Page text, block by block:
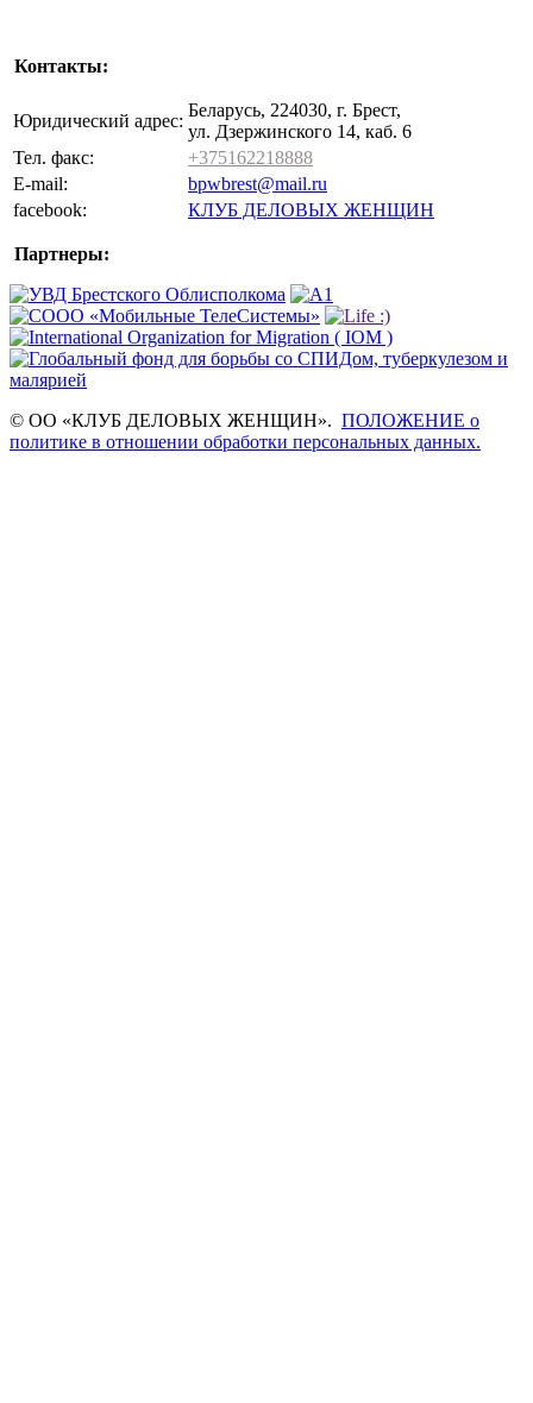
Контакты:
Юридический адрес:
Беларусь, 224030, г. Брест,
ул. Дзержинского 14, каб. 6
Тел. факс:
+375162218888
E-mail:
bpwbrest@mail.ru
facebook:
КЛУБ ДЕЛОВЫХ ЖЕНЩИН
Партнеры:
© ОО «КЛУБ ДЕЛОВЫХ ЖЕНЩИН». ПОЛОЖЕНИЕ о
политике в отношении обработки персональных данных.